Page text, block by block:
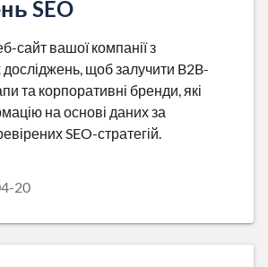
SEO
сайт вашої компанії з
щоб залучити B2B-
та корпоративні бренди, які
на основі даних за
SEO-стратегій.
20